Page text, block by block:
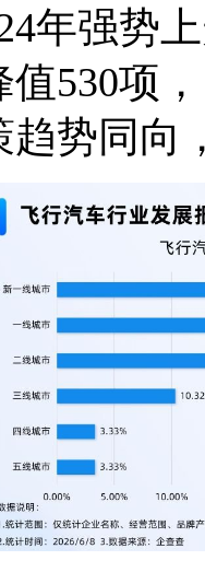
年强势
530项
趋势同向